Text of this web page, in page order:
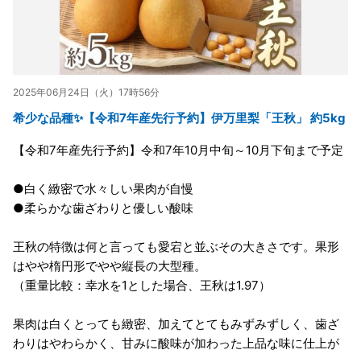
2025年06月24日（火）17時56分
希少な品種✨【令和7年産先行予約】伊万里梨「王秋」 約5kg
【令和7年産先行予約】令和7年10月中旬～10月下旬まで予定
●白く緻密で水々しい果肉が自慢
●柔らかな歯ざわりと優しい酸味
王秋の特徴は何と言っても愛宕と並ぶその大きさです。果形
はやや楕円形でやや縦長の大型種。
（重量比較：幸水を1とした場合、王秋は1.97）
果肉は白くとっても緻密、加えてとてもみずみずしく、歯ざ
わりはやわらかく、甘みに酸味が加わった上品な味に仕上が